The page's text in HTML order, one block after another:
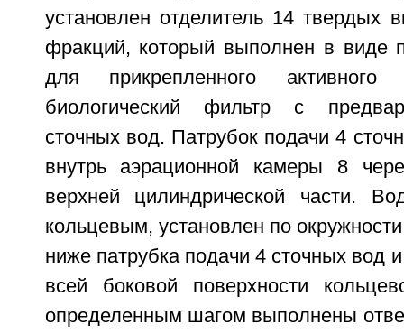
установлен отделитель 14 твердых
фракций, который выполнен в виде
для прикрепленного
биологический фильтр с
сточных вод. Патрубок подачи 4
внутрь аэрационной камеры 8
верхней цилиндрической части.
кольцевым, установлен по
ниже патрубка подачи 4 сточных вод
всей боковой поверхности
определенным шагом выполнены